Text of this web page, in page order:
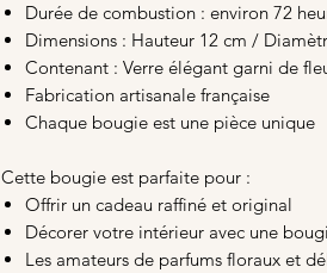
Durée de combustion : environ 72
Dimensions : Hauteur 12 cm /
Contenant : Verre élégant garni de
Fabrication artisanale française
Chaque bougie est une pièce unique
Cette bougie est parfaite pour :
Offrir un cadeau raffiné et original
Décorer votre intérieur avec une
Les amateurs de parfums floraux et